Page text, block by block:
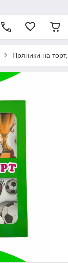
Пряники на